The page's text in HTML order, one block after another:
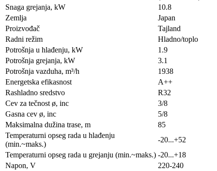
Snaga grejanja, kW
10.8
Zemlja
Japan
Proizvođač
Tajland
Radni režim
Hladno/toplo
Potrošnja u hlađenju, kW
1.9
Potrošnja grejanja, kW
3.1
Potrošnja vazduha, m³/h
1938
Energetska efikasnost
A++
Rashladno sredstvo
R32
Cev za tečnost ø, inc
3/8
Gasna cev ø, inc
5/8
Maksimalna dužina trase, m
85
Temperaturni opseg rada u hlađenju
(min.~maks.)
-20...+52
Temperaturni opseg rada u grejanju (min.~maks.) -20...+18
Napon, V
220-240